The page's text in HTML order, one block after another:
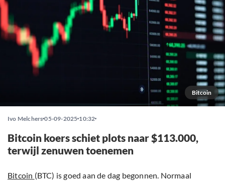
Bitcoin
Ivo Melchers 05-09-2025 10:32
Bitcoin koers schiet plots naar $113.000,
terwijl zenuwen toenemen
Bitcoin (BTC) is goed aan de dag begonnen. Normaal